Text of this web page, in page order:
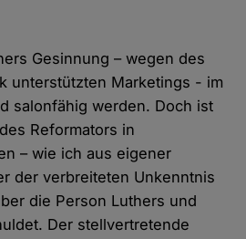
Gesinnung – wegen des
unterstützten Marketings - im
salonfähig werden. Doch ist
Reformators in
– wie ich aus eigener
der verbreiteten Unkenntnis
die Person Luthers und
Der stellvertretende